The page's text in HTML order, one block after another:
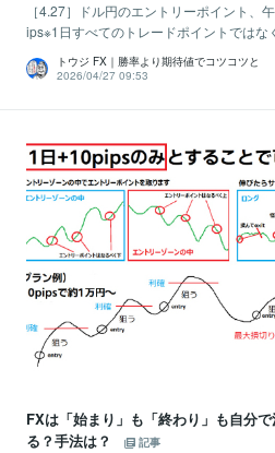
［4.27］ドル円のエントリーポイント、
ips※1日すべてのトレードポイントではな
トウジ FX｜勝率より期待値でコツコツと
2026/04/27 09:53
FXは「始まり」も「終わり」も自分
る？手法は？
記事